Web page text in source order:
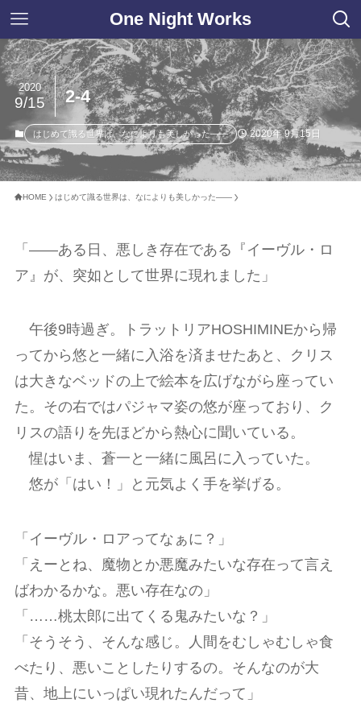
One Night Works
2-4
2020
9/15
はじめて識る世界は、なによりも美しかった―― 2020年 9月15日
HOME はじめて識る世界は、なによりも美しかった――
「――ある日、悪しき存在である『イーヴル・ロ
ア』が、突如として世界に現れました」
午後9時過ぎ。トラットリアHOSHIMINEから帰
ってから悠と一緒に入浴を済ませたあと、クリス
は大きなベッドの上で絵本を広げながら座ってい
た。その右ではパジャマ姿の悠が座っており、ク
リスの語りを先ほどから熱心に聞いている。
惺はいま、蒼一と一緒に風呂に入っていた。
悠が「はい！」と元気よく手を挙げる。
「イーヴル・ロアってなぁに？」
「えーとね、魔物とか悪魔みたいな存在って言え
ばわかるかな。悪い存在なの」
「……桃太郎に出てくる鬼みたいな？」
「そうそう、そんな感じ。人間をむしゃむしゃ食
べたり、悪いことしたりするの。そんなのが大
昔、地上にいっぱい現れたんだって」